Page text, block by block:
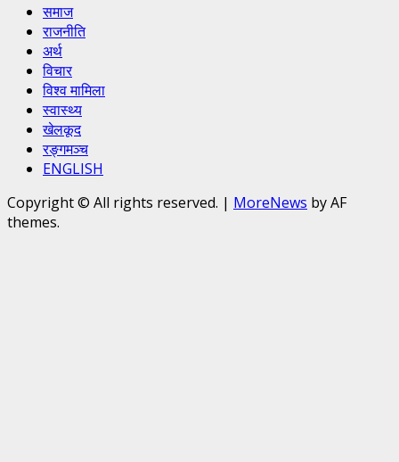
समाज
राजनीति
अर्थ
विचार
विश्व मामिला
स्वास्थ्य
खेलकूद
रङ्गमञ्च
ENGLISH
Copyright © All rights reserved. | MoreNews by AF
themes.